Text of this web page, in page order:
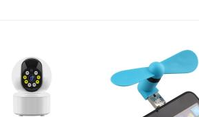
Эспандер фитнес резинка
тренажер (средняя нагрузка)
280сом